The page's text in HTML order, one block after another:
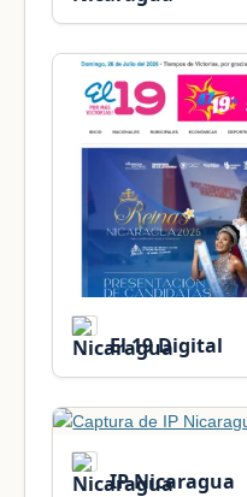
El 19 Digital
IP Nicaragua